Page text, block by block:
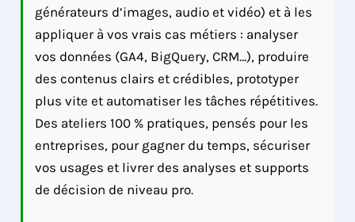
générateurs d’images, audio et vidéo) et à les
appliquer à vos vrais cas métiers : analyser
vos données (GA4, BigQuery, CRM…), produire
des contenus clairs et crédibles, prototyper
plus vite et automatiser les tâches répétitives.
Des ateliers 100 % pratiques, pensés pour les
entreprises, pour gagner du temps, sécuriser
vos usages et livrer des analyses et supports
de décision de niveau pro.